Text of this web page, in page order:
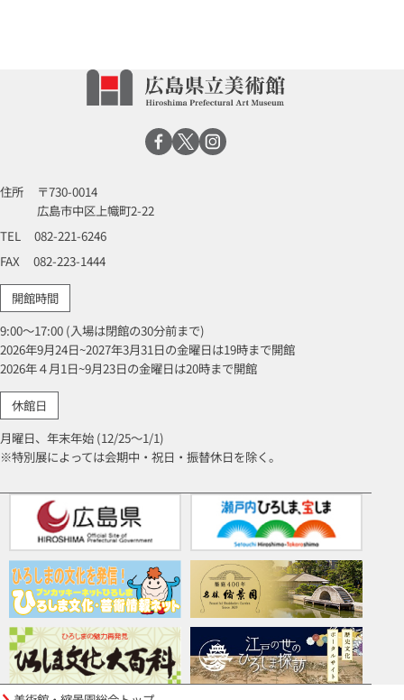
住所
〒730-0014
広島市中区上幟町2-22
TEL
082-221-6246
FAX
082-223-1444
開館時間
9:00～17:00 (入場は閉館の30分前まで)
2026年9月24日~2027年3月31日の金曜日は19時まで開館
2026年４月1日~9月23日の金曜日は20時まで開館
休館日
月曜日、年末年始 (12/25～1/1)
※特別展によっては会期中・祝日・振替休日を除く。